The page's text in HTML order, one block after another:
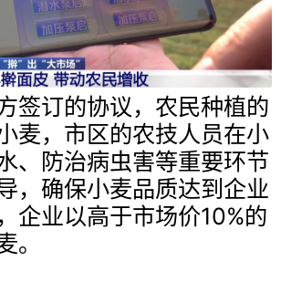
签订的协议，农民种植的
麦，市区的农技人员在小
、防治病虫害等重要环节
，确保小麦品质达到企业
企业以高于市场价10%的
。